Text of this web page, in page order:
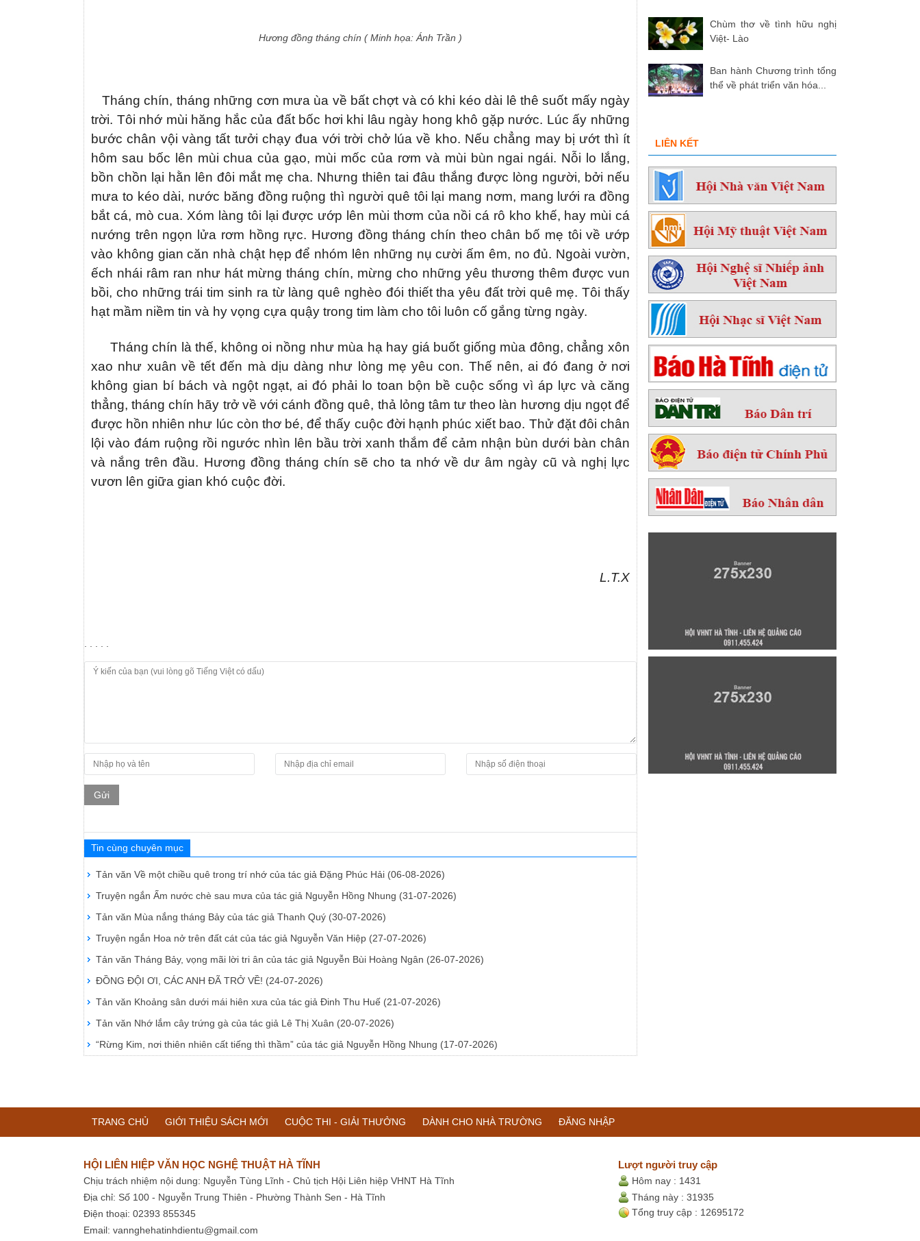
Hương đồng tháng chín ( Minh họa: Ánh Trần )
Tháng chín, tháng những cơn mưa ùa về bất chợt và có khi kéo dài lê thê suốt mấy ngày
trời. Tôi nhớ mùi hăng hắc của đất bốc hơi khi lâu ngày hong khô gặp nước. Lúc ấy những
bước chân vội vàng tất tưởi chạy đua với trời chở lúa về kho. Nếu chẳng may bị ướt thì ít
hôm sau bốc lên mùi chua của gạo, mùi mốc của rơm và mùi bùn ngai ngái. Nỗi lo lắng,
bồn chồn lại hằn lên đôi mắt mẹ cha. Nhưng thiên tai đâu thắng được lòng người, bởi nếu
mưa to kéo dài, nước băng đồng ruộng thì người quê tôi lại mang nơm, mang lưới ra đồng
bắt cá, mò cua. Xóm làng tôi lại được ướp lên mùi thơm của nồi cá rô kho khế, hay mùi cá
nướng trên ngọn lửa rơm hồng rực. Hương đồng tháng chín theo chân bố mẹ tôi về ướp
vào không gian căn nhà chật hẹp để nhóm lên những nụ cười ấm êm, no đủ. Ngoài vườn,
ếch nhái râm ran như hát mừng tháng chín, mừng cho những yêu thương thêm được vun
bồi, cho những trái tim sinh ra từ làng quê nghèo đói thiết tha yêu đất trời quê mẹ. Tôi thấy
hạt mầm niềm tin và hy vọng cựa quậy trong tim làm cho tôi luôn cố gắng từng ngày.
Tháng chín là thế, không oi nồng như mùa hạ hay giá buốt giống mùa đông, chẳng xôn
xao như xuân về tết đến mà dịu dàng như lòng mẹ yêu con. Thế nên, ai đó đang ở nơi
không gian bí bách và ngột ngạt, ai đó phải lo toan bộn bề cuộc sống vì áp lực và căng
thẳng, tháng chín hãy trở về với cánh đồng quê, thả lỏng tâm tư theo làn hương dịu ngọt để
được hồn nhiên như lúc còn thơ bé, để thấy cuộc đời hạnh phúc xiết bao. Thử đặt đôi chân
lội vào đám ruộng rồi ngước nhìn lên bầu trời xanh thắm để cảm nhận bùn dưới bàn chân
và nắng trên đầu. Hương đồng tháng chín sẽ cho ta nhớ về dư âm ngày cũ và nghị lực
vươn lên giữa gian khó cuộc đời.
L.T.X
. . . . .
Gửi
Tin cùng chuyên mục
Tản văn Về một chiều quê trong trí nhớ của tác giả Đặng Phúc Hải (06-08-2026)
Truyện ngắn Ấm nước chè sau mưa của tác giả Nguyễn Hồng Nhung (31-07-2026)
Tản văn Mùa nắng tháng Bảy của tác giả Thanh Quý (30-07-2026)
Truyện ngắn Hoa nở trên đất cát của tác giả Nguyễn Văn Hiệp (27-07-2026)
Tản văn Tháng Bảy, vọng mãi lời tri ân của tác giả Nguyễn Bùi Hoàng Ngân (26-07-2026)
ĐỒNG ĐỘI ƠI, CÁC ANH ĐÃ TRỞ VỀ! (24-07-2026)
Tản văn Khoảng sân dưới mái hiên xưa của tác giả Đinh Thu Huế (21-07-2026)
Tản văn Nhớ lắm cây trứng gà của tác giả Lê Thị Xuân (20-07-2026)
“Rừng Kim, nơi thiên nhiên cất tiếng thì thầm” của tác giả Nguyễn Hồng Nhung (17-07-2026)
Chùm thơ về tình hữu nghị
Việt- Lào
Ban hành Chương trình tổng
thể về phát triển văn hóa...
LIÊN KẾT
TRANG CHỦ GIỚI THIỆU SÁCH MỚI CUỘC THI - GIẢI THƯỞNG DÀNH CHO NHÀ TRƯỜNG ĐĂNG NHẬP
HỘI LIÊN HIỆP VĂN HỌC NGHỆ THUẬT HÀ TĨNH
Chịu trách nhiệm nội dung: Nguyễn Tùng Lĩnh - Chủ tịch Hội Liên hiệp VHNT Hà Tĩnh
Địa chỉ: Số 100 - Nguyễn Trung Thiên - Phường Thành Sen - Hà Tĩnh
Điện thoại: 02393 855345
Email: vannghehatinhdientu@gmail.com
Lượt người truy cập
Hôm nay : 1431
Tháng này : 31935
Tổng truy cập : 12695172